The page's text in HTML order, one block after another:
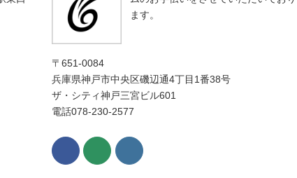
ます。
〒651-0084
兵庫県神戸市中央区磯辺通4丁目1番38号
ザ・シティ神戸三宮ビル601
電話078-230-2577